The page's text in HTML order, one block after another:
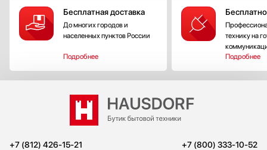
Бесплатная доставка
До многих городов и
населенных пунктов России
Подробнее
технику на
Подробнее
+7 (812) 426-15-21 +7 (800) 333-10-52